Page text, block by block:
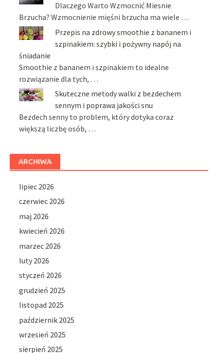
Dlaczego Warto Wzmocnić Miesnie
Brzucha? Wzmocnienie mięśni brzucha ma wiele …
Przepis na zdrowy smoothie z bananem i
szpinakiem: szybki i pożywny napój na
śniadanie
Smoothie z bananem i szpinakiem to idealne
rozwiązanie dla tych, …
Skuteczne metody walki z bezdechem
sennym i poprawa jakości snu
Bezdech senny to problem, który dotyka coraz
większą liczbę osób, …
ARCHIWA
lipiec 2026
czerwiec 2026
maj 2026
kwiecień 2026
marzec 2026
luty 2026
styczeń 2026
grudzień 2025
listopad 2025
październik 2025
wrzesień 2025
sierpień 2025